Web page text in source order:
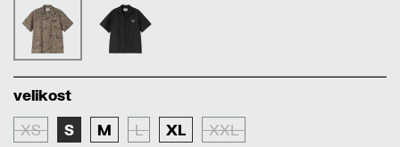
velikost
XS S M L XL XXL